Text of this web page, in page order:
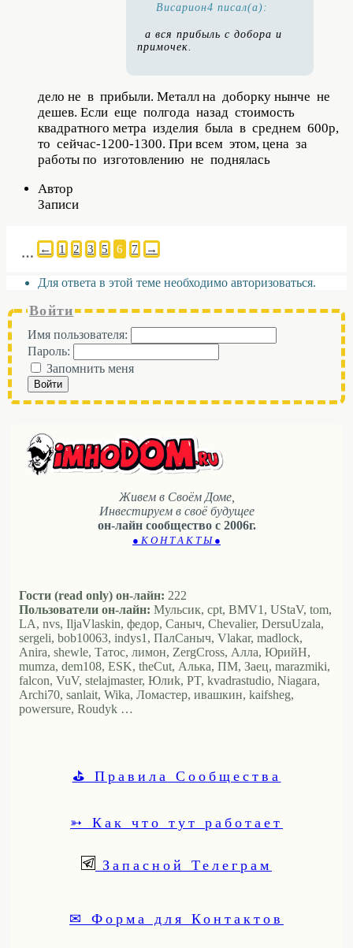
Висариoн4 писал(а):
а вся прибыль с добора и
примочек.
дело не в прибыли. Металл на доборку нынче не
дешев. Если еще полгода назад стоимость
квадратного метра изделия была в среднем 600р,
то сейчас-1200-1300. При всем этом, цена за
работы по изготовлению не поднялась
Автор
Записи
← 1 2 3
… 5 6 7 →
Для ответа в этой теме необходимо авторизоваться.
Войти
Имя пользователя:
Пароль:
Запомнить меня
Войти
Живем в Своём Доме,
Инвестируем в своё будущее
он-лайн сообщество с 2006г.
● К О Н Т А К Т Ы ●
Гости (read only) он-лайн: 222
Пользователи он-лайн: Мульсик, cpt, BMV1, UStaV, tom,
LA, nvs, IljaVlaskin, федор, Саныч, Chevalier, DersuUzala,
sergeli, bob10063, indys1, ПалСаныч, Vlakar, madlock,
Anira, shewle, Татос, лимон, ZergCross, Алла, ЮрийН,
mumza, dem108, ESK, theCut, Алька, ПМ, Заец, marazmiki,
falcon, VuV, stelajmaster, Юлиk, PT, kvadrastudio, Niagara,
Archi70, sanlait, Wika, Ломастер, ивашкин, kaifsheg,
powersure, Roudyk …
⛳ Правила Сообщества
➳ Как что тут работает
Запасной Телеграм
✉ Форма для Контактов